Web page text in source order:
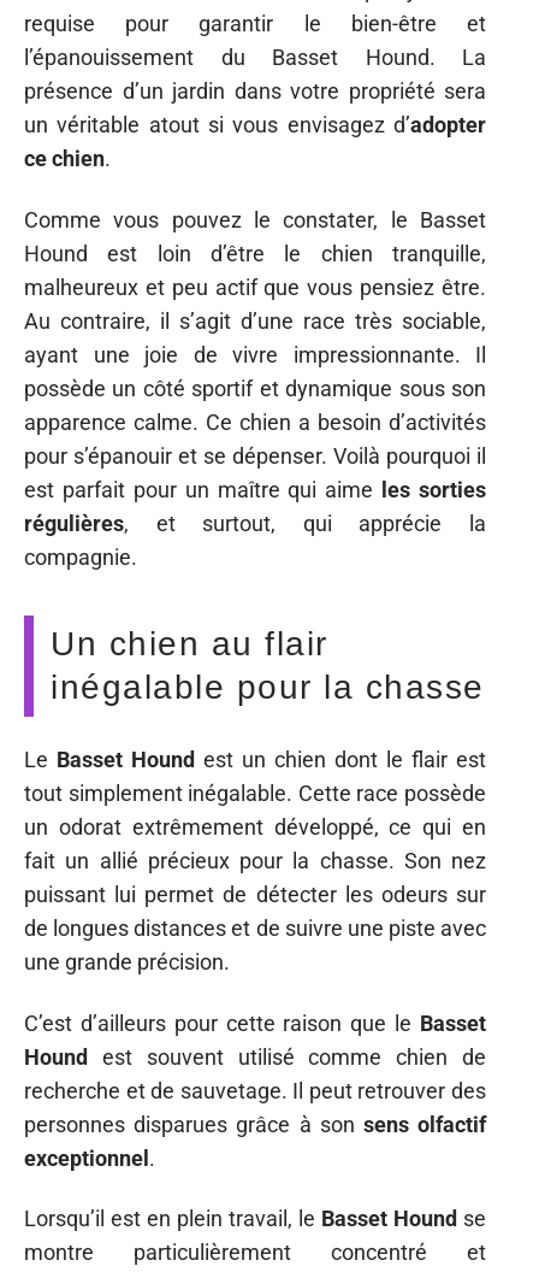
requise pour garantir le bien-être et
l’épanouissement du Basset Hound. La
présence d’un jardin dans votre propriété sera
un véritable atout si vous envisagez d’adopter
ce chien.
Comme vous pouvez le constater, le Basset
Hound est loin d’être le chien tranquille,
malheureux et peu actif que vous pensiez être.
Au contraire, il s’agit d’une race très sociable,
ayant une joie de vivre impressionnante. Il
possède un côté sportif et dynamique sous son
apparence calme. Ce chien a besoin d’activités
pour s’épanouir et se dépenser. Voilà pourquoi il
est parfait pour un maître qui aime les sorties
régulières, et surtout, qui apprécie la
compagnie.
Un chien au flair
inégalable pour la chasse
Le Basset Hound est un chien dont le flair est
tout simplement inégalable. Cette race possède
un odorat extrêmement développé, ce qui en
fait un allié précieux pour la chasse. Son nez
puissant lui permet de détecter les odeurs sur
de longues distances et de suivre une piste avec
une grande précision.
C’est d’ailleurs pour cette raison que le Basset
Hound est souvent utilisé comme chien de
recherche et de sauvetage. Il peut retrouver des
personnes disparues grâce à son sens olfactif
exceptionnel.
Lorsqu’il est en plein travail, le Basset Hound se
montre particulièrement concentré et